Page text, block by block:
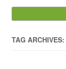
TAG